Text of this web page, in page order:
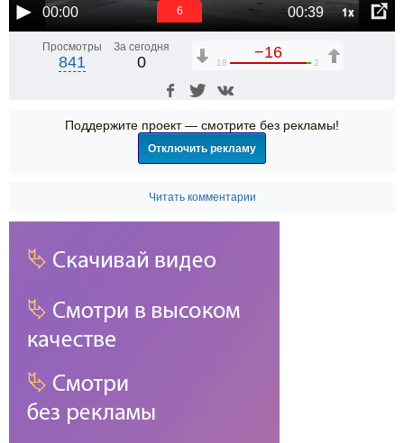
00:00 00:39 1x
6
Просмотры
841
За сегодня
0
−16
18 2
Поддержите проект — смотрите без рекламы!
Отключить рекламу
Читать комментарии